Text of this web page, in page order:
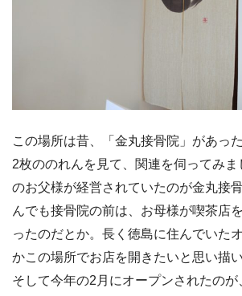
この場所は昔、「金丸接骨院」があっ
2枚ののれんを見て、関連を伺ってみ
のお父様が経営されていたのが金丸接
んでも接骨院の前は、お母様が喫茶店
ったのだとか。長く徳島に住んでいた
かこの場所でお店を開きたいと思い描
そして今年の2月にオープンされたの